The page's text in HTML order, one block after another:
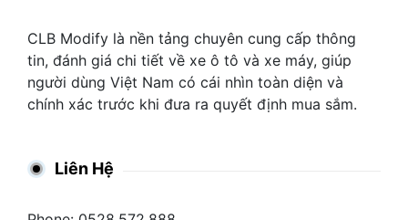
CLB Modify là nền tảng chuyên cung cấp thông
tin, đánh giá chi tiết về xe ô tô và xe máy, giúp
người dùng Việt Nam có cái nhìn toàn diện và
chính xác trước khi đưa ra quyết định mua sắm.
Liên Hệ